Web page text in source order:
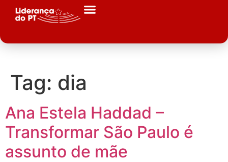
Tag: dia
Ana Estela Haddad –
Transformar São Paulo é
assunto de mãe